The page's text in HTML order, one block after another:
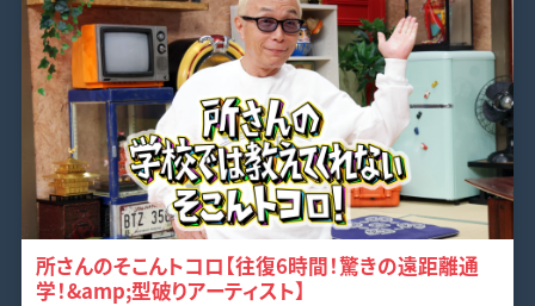
所さんのそこんトコロ【往復6時間！驚きの遠距離通
学！&amp;型破りアーティスト】